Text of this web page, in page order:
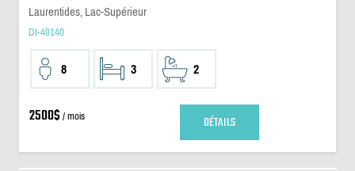
Laurentides, Lac-Supérieur
DI-40140
8 3 2
2500$ / mois DÉTAILS